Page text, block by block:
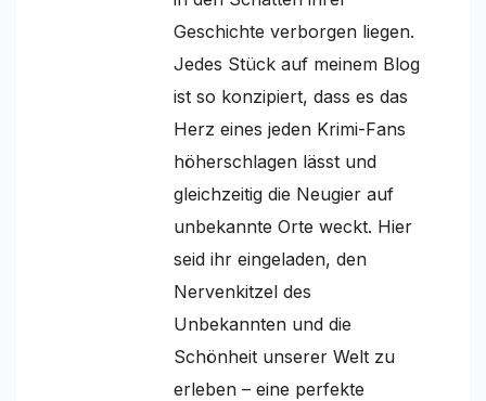
Geschichte verborgen liegen.
Jedes Stück auf meinem Blog
ist so konzipiert, dass es das
Herz eines jeden Krimi-Fans
höherschlagen lässt und
gleichzeitig die Neugier auf
unbekannte Orte weckt. Hier
seid ihr eingeladen, den
Nervenkitzel des
Unbekannten und die
Schönheit unserer Welt zu
erleben – eine perfekte